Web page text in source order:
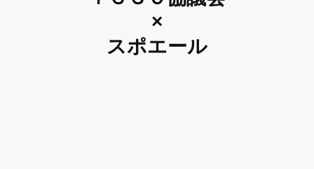
×
スポエール